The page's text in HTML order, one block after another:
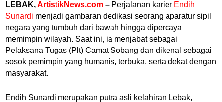
LEBAK,ArtistikNews.com – Perjalanan karier Endih
Sunardi menjadi gambaran dedikasi seorang aparatur sipil
negara yang tumbuh dari bawah hingga dipercaya
memimpin wilayah. Saat ini, ia menjabat sebagai
Pelaksana Tugas (Plt) Camat Sobang dan dikenal sebagai
sosok pemimpin yang humanis, terbuka, serta dekat dengan
masyarakat.
Endih Sunardi merupakan putra asli kelahiran Lebak,